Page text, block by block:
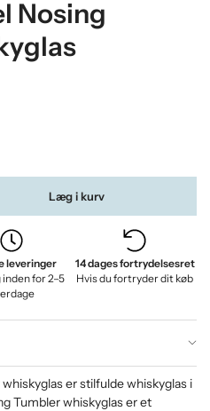
Nosing
Læg i kurv
leveringer
inden for 2–5
14 dages fortrydelsesret
Hvis du fortryder dit køb
er stilfulde whiskyglas i
Tumbler whiskyglas er et